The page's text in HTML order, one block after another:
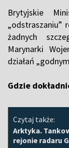
Brytyjskie
„odstraszaniu”
żadnych
Marynarki
działań
Gdzie
Czytaj także:
Arktyka.
rejonie radaru